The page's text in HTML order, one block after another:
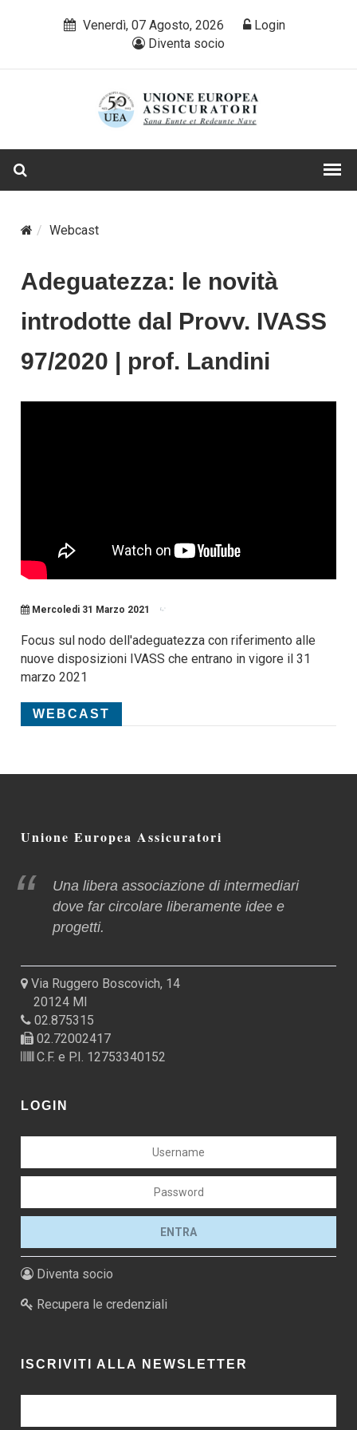
Venerdì, 07 Agosto, 2026
Login
Diventa socio
Webcast
Adeguatezza: le novità
introdotte dal Provv. IVASS
97/2020 | prof. Landini
Mercoledi 31 Marzo 2021
Focus sul nodo dell'adeguatezza con riferimento alle
nuove disposizioni IVASS che entrano in vigore il 31
marzo 2021
WEBCAST
Unione Europea Assicuratori
Una libera associazione di intermediari
dove far circolare liberamente idee e
progetti.
Via Ruggero Boscovich, 14
20124 MI
02.875315
02.72002417
C.F. e P.I. 12753340152
LOGIN
Diventa socio
Recupera le credenziali
ISCRIVITI ALLA NEWSLETTER